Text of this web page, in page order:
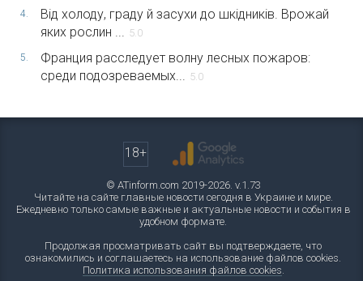
4.
Від холоду, граду й засухи до шкідників. Врожай
яких рослин ...
5.0
5.
Франция расследует волну лесных пожаров:
среди подозреваемых...
5.0
18+
© ATinform.com 2019-2026. v.1.73
Читайте на сайте главные новости сегодня в Украине и мире.
Ежедневно только самые важные и актуальные новости и события в
удобном формате.
Продолжая просматривать сайт вы подтверждаете, что
ознакомились и соглашаетесь на использование файлов cookies.
Политика использования файлов cookies